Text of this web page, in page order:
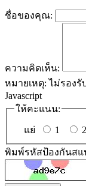
ชื่อของคุณ:
ความคิดเห็น:
หมายเหตุ: ไม่รองรั
Javascript
ให้คะแนน:
แย่ 1 2
พิมพ์รหัสป้องกันสแ